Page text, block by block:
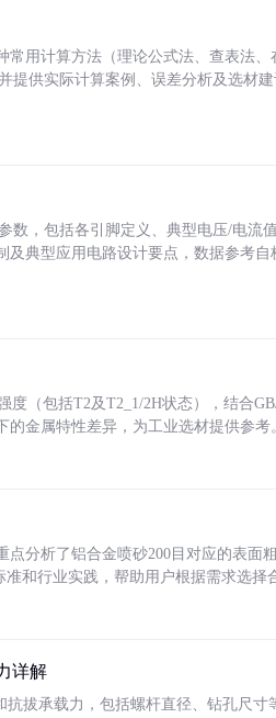
常用计算方法（理论公式法、查表法
提供实际计算案例、误差分析及选材
数，包括各引脚定义、典型电压/电流
及典型应用电路设计要点，数据参考
（包括T2及T2_1/2H状态），结合
金属特性差异，为工业选材提供参考
分析了铝合金喷砂200目对应的表面
和行业实践，帮助用户根据需求选择
详解
拔承载力，包括螺杆直径、钻孔尺